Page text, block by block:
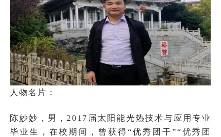
人物名片：
陈妙妙，男，2017届太阳能光热技术与应用专业
毕业生，在校期间，曾获得“优秀团干”“优秀团